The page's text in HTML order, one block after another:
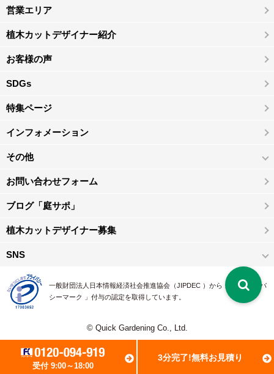
受付 9:00～18:00
3分完了!無料お見積り
営業エリア
植木カットデザイナー紹介
お客様の声
SDGs
特集ページ
インフォメーション
その他
お問い合わせフォーム
ブログ「庭サポ」
植木カットデザイナー募集
SNS
一般財団法人日本情報経済社会推進協会（JIPDEC ）から 、「 プライバ
シーマーク 」付与の認定を取得しています。
© Quick Gardening Co., Ltd.